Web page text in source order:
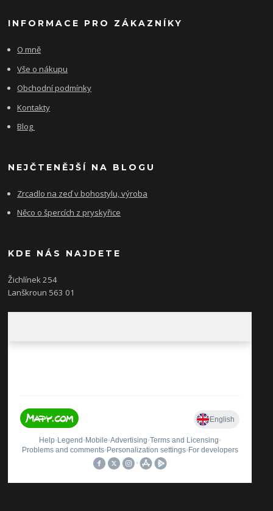
INFORMACE PRO ZÁKAZNÍKY
O mně
Vše o nákupu
Obchodní podmínky
Kontakty
Blog
NEJČTENĚJŠÍ NA BLOGU
Zrcadlo na zeď v bohostylu, výroba
Něco o špercích z pryskyřice
KDE NÁS NAJDETE
Žichlínek 254
Lanškroun 563 01